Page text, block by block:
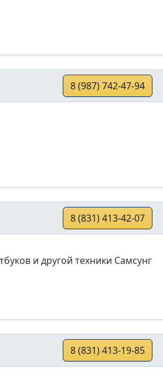
8 (987) 742-47-94
8 (831) 413-42-07
и другой техники Самсунг
8 (831) 413-19-85